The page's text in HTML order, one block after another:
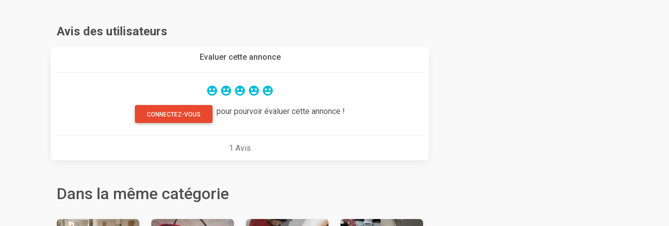
Avis des utilisateurs
Evaluer cette annonce
CONNECTEZ-VOUS pour pourvoir évaluer cette annonce !
1 Avis
Dans la même catégorie